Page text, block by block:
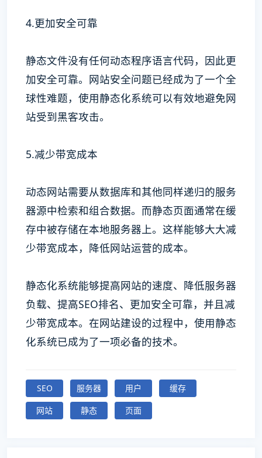
4.更加安全可靠
静态文件没有任何动态程序语言代码，因此更
加安全可靠。网站安全问题已经成为了一个全
球性难题，使用静态化系统可以有效地避免网
站受到黑客攻击。
5.减少带宽成本
动态网站需要从数据库和其他同样递归的服务
器源中检索和组合数据。而静态页面通常在缓
存中被存储在本地服务器上。这样能够大大减
少带宽成本，降低网站运营的成本。
静态化系统能够提高网站的速度、降低服务器
负载、提高SEO排名、更加安全可靠，并且减
少带宽成本。在网站建设的过程中，使用静态
化系统已成为了一项必备的技术。
SEO 服务器 用户
缓存
网站
静态 页面